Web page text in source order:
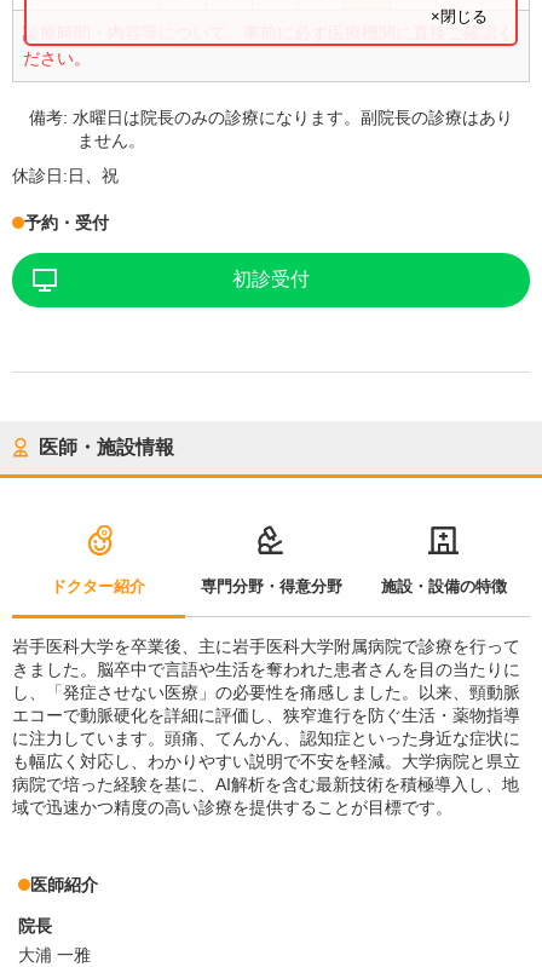
診療時間・内容等について、事前に必ず医療機関に直接ご確認く
ださい。
×閉じる
備考:水曜日は院長のみの診療になります。副院長の診療はあり
ません。
休診日:日、祝
予約・受付
初診受付
医師・施設情報
ドクター紹介 専門分野・得意分野 施設・設備の特徴
岩手医科大学を卒業後、主に岩手医科大学附属病院で診療を行って
きました。脳卒中で言語や生活を奪われた患者さんを目の当たりに
し、「発症させない医療」の必要性を痛感しました。以来、頸動脈
エコーで動脈硬化を詳細に評価し、狭窄進行を防ぐ生活・薬物指導
に注力しています。頭痛、てんかん、認知症といった身近な症状に
も幅広く対応し、わかりやすい説明で不安を軽減。大学病院と県立
病院で培った経験を基に、AI解析を含む最新技術を積極導入し、地
域で迅速かつ精度の高い診療を提供することが目標です。
医師紹介
院長
大浦 一雅